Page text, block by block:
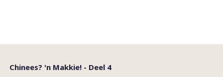
Chinees? 'n Makkie! - Deel 4